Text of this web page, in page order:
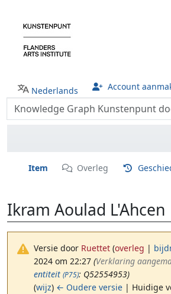
Nederlands Account
Item Overleg
Ikram Aoulad L'Ahcen
Versie door Ruettet (overleg |
2024 om 22:27 (‎Verklaring
entiteit (P75): Q52554953)
(wijz) ← Oudere versie | Huidige